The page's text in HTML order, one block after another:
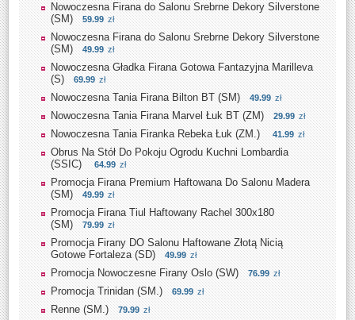
Nowoczesna Firana do Salonu Srebrne Dekory Silverstone
(SM)
59.99 zł
Nowoczesna Firana do Salonu Srebrne Dekory Silverstone
(SM)
49.99 zł
Nowoczesna Gładka Firana Gotowa Fantazyjna Marilleva
(S)
69.99 zł
Nowoczesna Tania Firana Bilton BT (SM) 49.99 zł
Nowoczesna Tania Firana Marvel Łuk BT (ZM) 29.99 zł
Nowoczesna Tania Firanka Rebeka Łuk (ZM.) 41.99 zł
Obrus Na Stół Do Pokoju Ogrodu Kuchni Lombardia
(SSIC)
64.99 zł
Promocja Firana Premium Haftowana Do Salonu Madera
(SM)
49.99 zł
Promocja Firana Tiul Haftowany Rachel 300x180
(SM)
79.99 zł
Promocja Firany DO Salonu Haftowane Złotą Nicią
Gotowe Fortaleza (SD)
49.99 zł
Promocja Nowoczesne Firany Oslo (SW) 76.99 zł
Promocja Trinidan (SM.) 69.99 zł
Renne (SM.) 79.99 zł